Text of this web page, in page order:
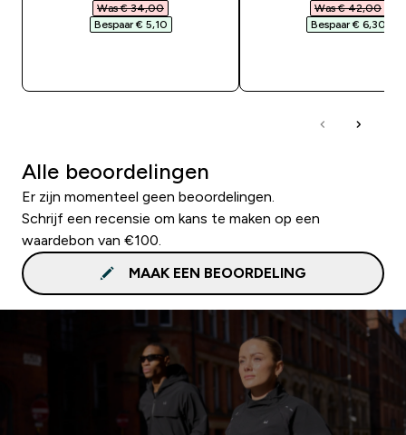
Was € 34,00‎
Bespaar € 5,10‎
Was € 42,00‎
Bespaar € 6,30‎
Alle beoordelingen
Er zijn momenteel geen beoordelingen.
Schrijf een recensie om kans te maken op een
waardebon van €100.
MAAK EEN BEOORDELING